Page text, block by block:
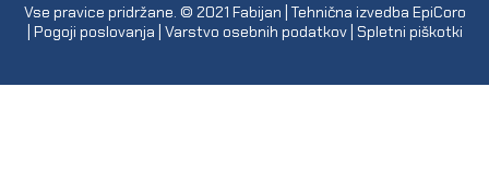
Vse pravice pridržane. © 2021 Fabijan | Tehnična izvedba EpiCoro
Pogoji poslovanja Varstvo osebnih podatkov| Spletni piškotki